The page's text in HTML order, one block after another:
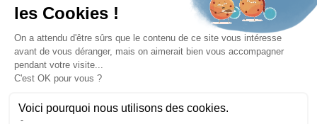
Marchand approuvé par la Société des Avis Garantis,